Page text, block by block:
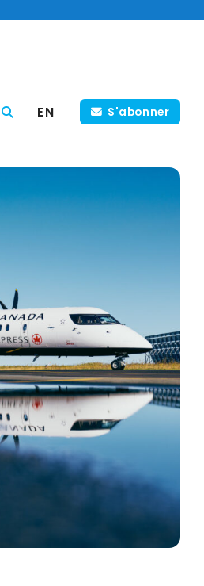
EN S'abonner